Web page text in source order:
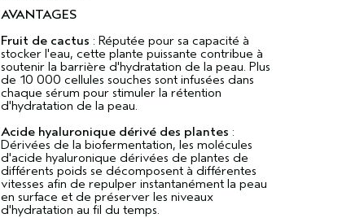
AVANTAGES
Fruit de cactus : Réputée pour sa capacité à
stocker l'eau, cette plante puissante contribue à
soutenir la barrière d'hydratation de la peau. Plus
de 10 000 cellules souches sont infusées dans
chaque sérum pour stimuler la rétention
d'hydratation de la peau.
Acide hyaluronique dérivé des plantes :
Dérivées de la biofermentation, les molécules
d'acide hyaluronique dérivées de plantes de
différents poids se décomposent à différentes
vitesses afin de repulper instantanément la peau
en surface et de préserver les niveaux
d'hydratation au fil du temps.